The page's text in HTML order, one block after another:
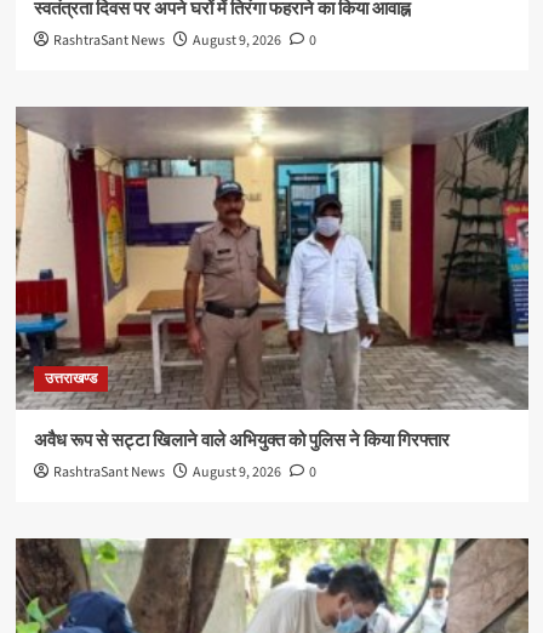
स्वतंत्रता दिवस पर अपने घरों में तिरंगा फहराने का किया आवाह्न
RashtraSant News August 9, 2026 0
उत्तराखण्ड
अवैध रूप से सट्टा खिलाने वाले अभियुक्त को पुलिस ने किया गिरफ्तार
RashtraSant News August 9, 2026 0